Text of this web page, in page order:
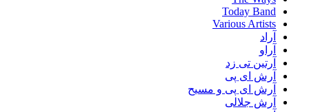
Today Band
Various Artists
آراد
آراو
آرتین تی زد
آرش ای پی
آرش ای پی و مسیح
آرش جلالی